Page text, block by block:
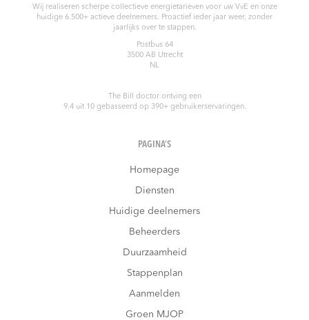
Wij realiseren scherpe collectieve energietarieven voor uw VvE en onze
huidige 6.500+ actieve deelnemers. Proactief ieder jaar weer, zonder
jaarlijks over te stappen.
Postbus 64
3500 AB Utrecht
NL
The Bill doctorontving een
9.4uit 10gebasseerd op 390+ gebruikerservaringen.
PAGINA’S
Homepage
Diensten
Huidige deelnemers
Beheerders
Duurzaamheid
Stappenplan
Aanmelden
Groen MJOP